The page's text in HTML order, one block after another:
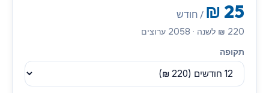
25
₪ / חודש
220
₪ לשנה ·
2058 ערוצים
תקופה